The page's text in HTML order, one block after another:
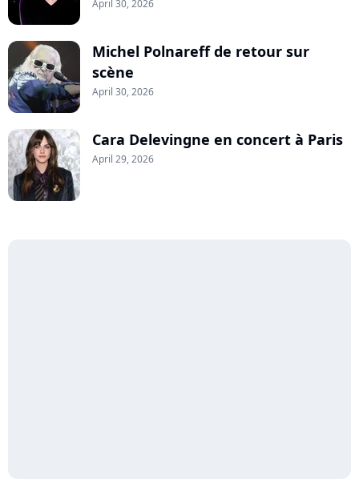
April 30, 2026
Michel Polnareff de retour sur
scène
April 30, 2026
Cara Delevingne en concert à Paris
April 29, 2026